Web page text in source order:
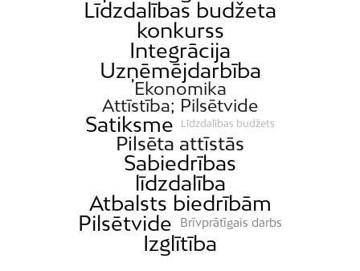
Līdzdalības budžeta
konkurss
Integrācija
Uzņēmējdarbība
Ekonomika
Attīstība; Pilsētvide
Satiksme Līdzdalības budžets
Pilsēta attīstās
Sabiedrības
līdzdalība
Atbalsts biedrībām
Pilsētvide
Brīvprātīgais darbs
Izglītība